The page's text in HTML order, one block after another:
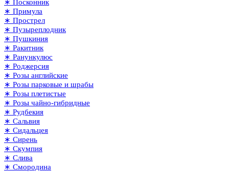
∗ Посконник
∗ Примула
∗ Прострел
∗ Пузыреплодник
∗ Пушкиния
∗ Ракитник
∗ Ранункулюс
∗ Роджерсия
∗ Розы английские
∗ Розы парковые и шрабы
∗ Розы плетистые
∗ Розы чайно-гибридные
∗ Рудбекия
∗ Сальвия
∗ Сидальцея
∗ Сирень
∗ Скумпия
∗ Слива
∗ Смородина